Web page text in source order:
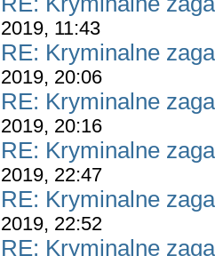
2019, 11:43
RE: Kryminalne
2019, 20:06
RE: Kryminalne
2019, 20:16
RE: Kryminalne
2019, 22:47
RE: Kryminalne
2019, 22:52
RE: Kryminalne